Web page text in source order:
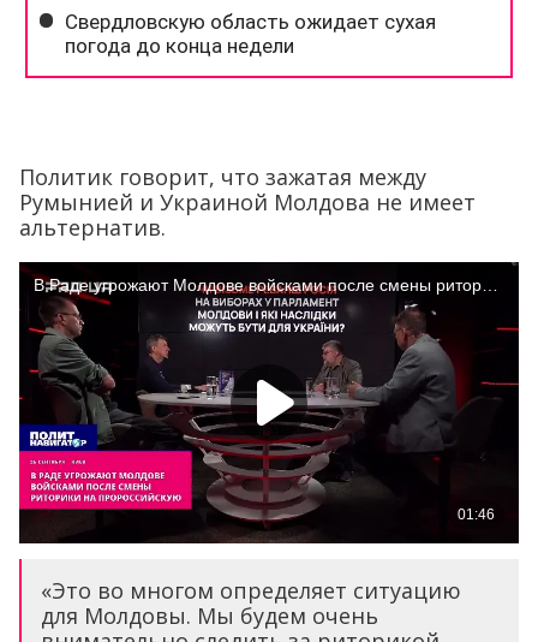
Политик говорит, что зажатая между
Румынией и Украиной Молдова не имеет
альтернатив.
«Это во многом определяет ситуацию
для Молдовы. Мы будем очень